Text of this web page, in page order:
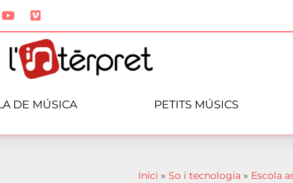
DE MÚSICA PETITS MÚSICS
Inici » So i tecnologia » Escola